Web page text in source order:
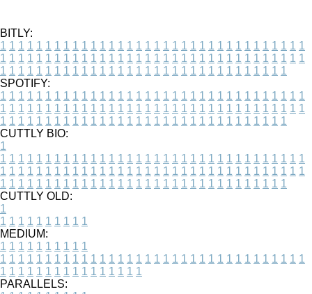
BITLY:
1 1 1 1 1 1 1 1 1 1 1 1 1 1 1 1 1 1 1 1 1 1 1 1 1 1 1 1 1 1 1 1 1 1
1 1 1 1 1 1 1 1 1 1 1 1 1 1 1 1 1 1 1 1 1 1 1 1 1 1 1 1 1 1 1 1 1 1
1 1 1 1 1 1 1 1 1 1 1 1 1 1 1 1 1 1 1 1 1 1 1 1 1 1 1 1 1 1 1 1
SPOTIFY:
1 1 1 1 1 1 1 1 1 1 1 1 1 1 1 1 1 1 1 1 1 1 1 1 1 1 1 1 1 1 1 1 1 1
1 1 1 1 1 1 1 1 1 1 1 1 1 1 1 1 1 1 1 1 1 1 1 1 1 1 1 1 1 1 1 1 1 1
1 1 1 1 1 1 1 1 1 1 1 1 1 1 1 1 1 1 1 1 1 1 1 1 1 1 1 1 1 1 1 1
CUTTLY BIO:
1
1 1 1 1 1 1 1 1 1 1 1 1 1 1 1 1 1 1 1 1 1 1 1 1 1 1 1 1 1 1 1 1 1 1
1 1 1 1 1 1 1 1 1 1 1 1 1 1 1 1 1 1 1 1 1 1 1 1 1 1 1 1 1 1 1 1 1 1
1 1 1 1 1 1 1 1 1 1 1 1 1 1 1 1 1 1 1 1 1 1 1 1 1 1 1 1 1 1 1 1
CUTTLY OLD:
1
1 1 1 1 1 1 1 1 1 1
MEDIUM:
1 1 1 1 1 1 1 1 1 1
1 1 1 1 1 1 1 1 1 1 1 1 1 1 1 1 1 1 1 1 1 1 1 1 1 1 1 1 1 1 1 1 1 1
1 1 1 1 1 1 1 1 1 1 1 1 1 1 1 1
PARALLELS: